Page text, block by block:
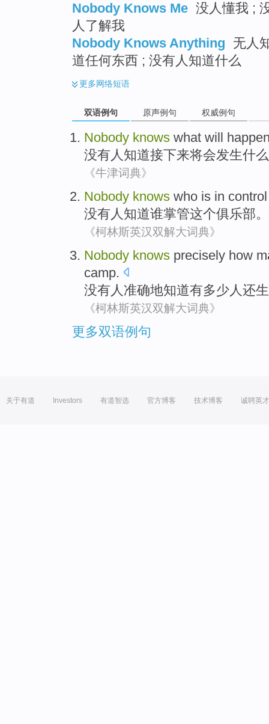
Nobody Knows Me 没人懂我 ;
人了解我
Nobody Knows Anything 无人
道任何东西 ; 没有人知道什么
更多网络短语
双语例句 原声例句 权威例句
Nobody knows what will
没有人知道接下来将会发生什么
《牛津词典》
Nobody knows who is in
没有人 知道谁掌管这个俱乐部。
《柯林斯英汉双解大词典》
Nobody knows precisely how
camp.
没有人 准确地知道有多少 人 还
《柯林斯英汉双解大词典》
更多双语例句
关于有道 Investors 有道智选 官方博客 技术博客 诚聘英才